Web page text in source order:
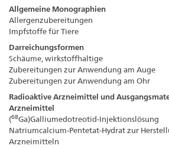
Allgemeine Monographien
Allergenzubereitungen
Impfstoffe für Tiere
Darreichungsformen
Schäume, wirkstoffhaltige
Zubereitungen zur Anwendung am Auge
Zubereitungen zur Anwendung am Ohr
Radioaktive Arzneimittel und
Arzneimittel
(68Ga)Galliumedotreotid-Injektionslösung
Natriumcalcium-Pentetat-Hydrat zur
Arzneimitteln